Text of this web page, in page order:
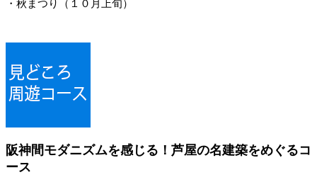
・秋まつり（１０月上旬）
阪神間モダニズムを感じる！芦屋の名建築をめぐるコ
ース